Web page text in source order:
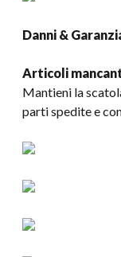
Danni &
Articoli
Mantieni la
parti spedite e